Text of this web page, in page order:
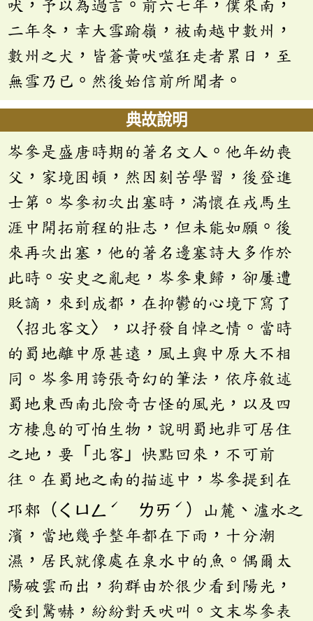
吠，予以為過言。前六七年，僕來南，
二年冬，幸大雪踰嶺，被南越中數州，
數州之犬，皆蒼黃吠噬狂走者累日，至
無雪乃已。然後始信前所聞者。
典故說明
岑參是盛唐時期的著名文人。他年幼喪
父，家境困頓，然因刻苦學習，後登進
士第。岑參初次出塞時，滿懷在戎馬生
涯中開拓前程的壯志，但未能如願。後
來再次出塞，他的著名邊塞詩大多作於
此時。安史之亂起，岑參東歸，卻屢遭
貶謫，來到成都，在抑鬱的心境下寫了
〈招北客文〉，以抒發自悼之情。當時
的蜀地離中原甚遠，風土與中原大不相
同。岑參用誇張奇幻的筆法，依序敘述
蜀地東西南北險奇古怪的風光，以及四
方棲息的可怕生物，說明蜀地非可居住
之地，要「北客」快點回來，不可前
往。在蜀地之南的描述中，岑參提到在
邛郲（ㄑㄩㄥ ˊ ㄌㄞ ˊ ）山麓、瀘水之
濱，當地幾乎整年都在下雨，十分潮
濕，居民就像處在泉水中的魚。偶爾太
陽破雲而出，狗群由於很少看到陽光，
受到驚嚇，紛紛對天吠叫。文末岑參表